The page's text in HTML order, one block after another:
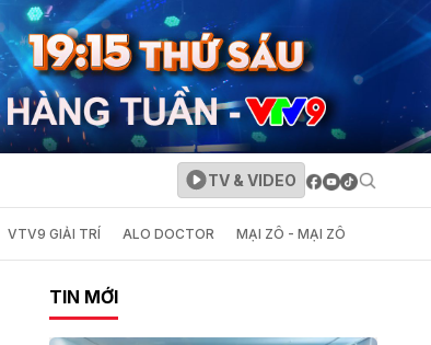
TV & VIDEO
VTV9 GIẢI TRÍ ALO DOCTOR MẠI ZÔ - MẠI ZÔ
TIN MỚI